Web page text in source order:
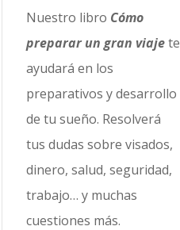
Nuestro libro Cómo
preparar un gran viajete
ayudará en los
preparativos y desarrollo
de tu sueño. Resolverá
tus dudas sobre visados,
dinero, salud, seguridad,
trabajo… y muchas
cuestiones más.